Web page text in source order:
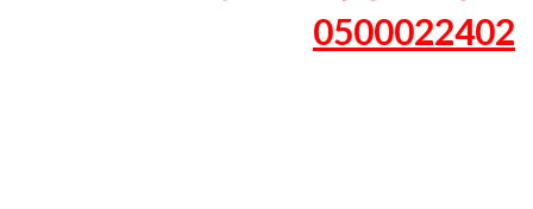
0500022402